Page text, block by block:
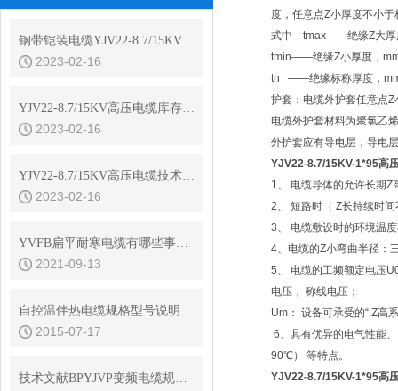
钢带铠装电缆YJV22-8.7/15KV高压电缆电气参数
2023-02-16
YJV22-8.7/15KV高压电缆库存数量更新2022年11月15日
2023-02-16
YJV22-8.7/15KV高压电缆技术参数
2023-02-16
YVFB扁平耐寒电缆有哪些事是我们不知道的？
2021-09-13
自控温伴热电缆规格型号说明
2015-07-17
技术文献BPYJVP变频电缆规格参数
度，任意点Z小厚度不小
式中 tmax——绝缘Z大厚
tmin——绝缘Z小厚度，
tn ——绝缘标称厚度，
护套：电缆外护套任意点
电缆外护套材料为聚氯乙
外护套应有导电层，导电
YJV22-8.7/15KV-1*95高
1、 电缆导体的允许长期
2、 短路时（ Z长持续时
3、 电缆敷设时的环境温
4、电缆的Z小弯曲半径：
5、 电缆的工频额定电压
电压， 称线电压；
Um： 设备可承受的“ Z高
6、具有优异的电气性能
90℃） 等特点。
YJV22-8.7/15KV-1*95高